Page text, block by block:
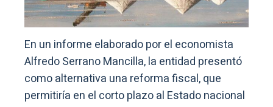
En un informe elaborado por el economista
Alfredo Serrano Mancilla, la entidad presentó
como alternativa una reforma fiscal, que
permitiría en el corto plazo al Estado nacional